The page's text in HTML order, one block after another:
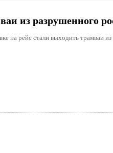
из разрушенного
на рейс стали выходить трамваи